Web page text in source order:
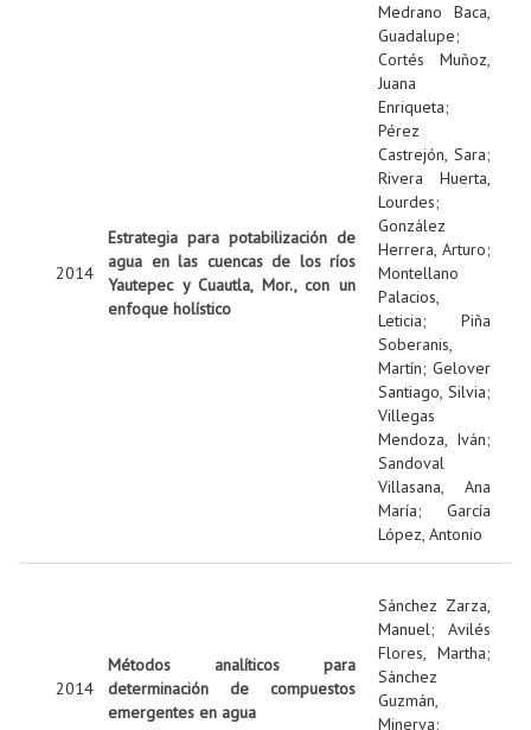
2014
Estrategia para potabilización de
agua en las cuencas de los ríos
Yautepec y Cuautla, Mor., con un
enfoque holístico
Medrano Baca,
Guadalupe;
Cortés Muñoz,
Juana
Enriqueta;
Pérez
Castrejón, Sara;
Rivera Huerta,
Lourdes;
González
Herrera, Arturo;
Montellano
Palacios,
Leticia; Piña
Soberanis,
Martín; Gelover
Santiago, Silvia;
Villegas
Mendoza, Iván;
Sandoval
Villasana, Ana
María; García
López, Antonio
2014
Métodos analíticos para
determinación de compuestos
emergentes en agua
Sánchez Zarza,
Manuel; Avilés
Flores, Martha;
Sánchez
Guzmán,
Minerva;